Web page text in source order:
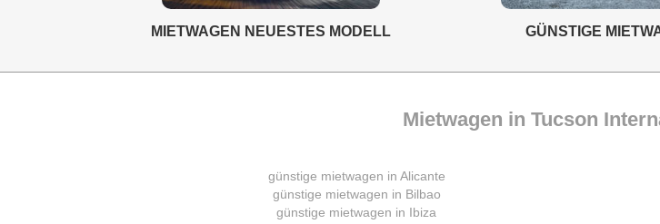
MIETWAGEN NEUESTES MODELL GÜNSTIGE
Mietwagen in Tucson
günstige mietwagen in Alicante
günstige mietwagen in Bilbao
günstige mietwagen in Ibiza